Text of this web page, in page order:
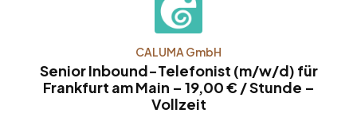
CALUMA GmbH
Senior Inbound-Telefonist (m/w/d) für
Frankfurt am Main – 19,00 € / Stunde –
Vollzeit